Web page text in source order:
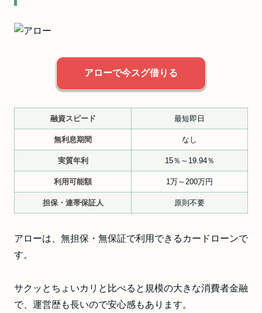
アローで今スグ借りる
融資スピード 最短即日
無利息期間 なし
実質年利 15％～19.94％
利用可能額 1万～200万円
担保・連帯保証人 原則不要
アローは、無担保・無保証で利用できるカードローンで
す。
サクッとちょいカリと比べると規模の大きな消費者金融
で、運営歴も長いので安心感もあります。